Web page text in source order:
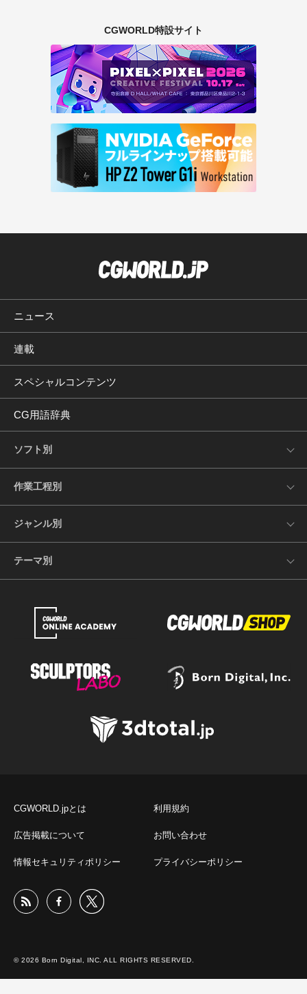
CGWORLD特設サイト
ニュース
連載
スペシャルコンテンツ
CG用語辞典
ソフト別
作業工程別
ジャンル別
テーマ別
CGWORLD.jpとは 利用規約
広告掲載について お問い合わせ
情報セキュリティポリシー プライバシーポリシー
© 2026 Born Digital, INC. ALL RIGHTS RESERVED.